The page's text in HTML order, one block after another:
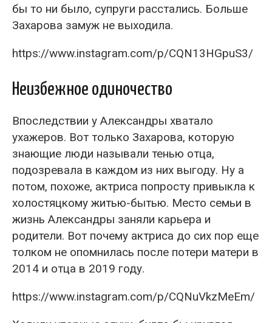
бы то ни было, супруги расстались. Больше
Захарова замуж не выходила.
https://www.instagram.com/p/CQN13HGpuS3/
Неизбежное одиночество
Впоследствии у Александры хватало
ухажеров. Вот только Захарова, которую
знающие люди называли тенью отца,
подозревала в каждом из них выгоду. Ну а
потом, похоже, актриса попросту привыкла к
холостяцкому житью-бытью. Место семьи в
жизнь Александры заняли карьера и
родители. Вот почему актриса до сих пор еще
толком не опомнилась после потери матери в
2014 и отца в 2019 году.
https://www.instagram.com/p/CQNuVkzMeEm/